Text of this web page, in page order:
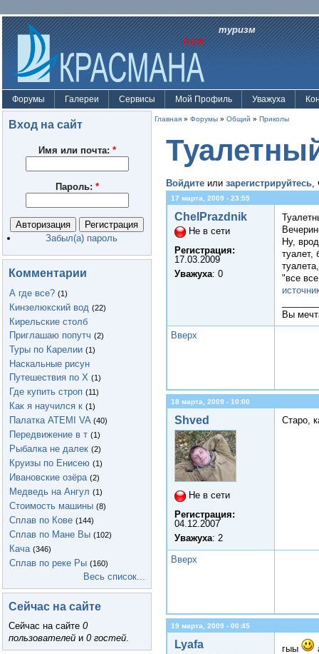
туризм
Форумы Галереи Сервисы Мой Профиль Уважуха
Вход на сайт
Имя или почта: *
Пароль: *
Забыл(а) пароль
Комментарии
А где все? (1)
Кинзелюкский вод (22)
Кирельские столб
Приглашаю попутч (2)
Туры по Карелии (1)
Наскальные рисун
Путешествия по Х (1)
Где купить строп (11)
Как я научился к (1)
Палатка ATEMI VA (40)
Передвижение в т (1)
Рыбалка не далек (2)
Круизы по Енисею (1)
Ивановские озёра (2)
Медведь на Ангул (1)
Стоимость машины (8)
Сплав по Кове (144)
Сплав по Мане Вы (102)
Кача (346)
Сплав по реке Ры (160)
Весь список...
Сейчас на сайте
Сейчас на сайте 0
пользователей и 0 гостей.
Главная » Форумы » Общий » Приколы
Войдите или зарегистрируйтесь,
17 марта, 2009 - 23:55
ChelPrazdnik
Не в сети
Регистрация:
17.03.2009
Уважуха: 0
Ну,
туалет,
"все
Вы
Вверх
18 марта, 2009 - 10:00
Shved
Не в сети
Регистрация:
04.12.2007
Уважуха: 2
Старо,
Вверх
19 марта, 2009 - 00:45
Lyafa гыы